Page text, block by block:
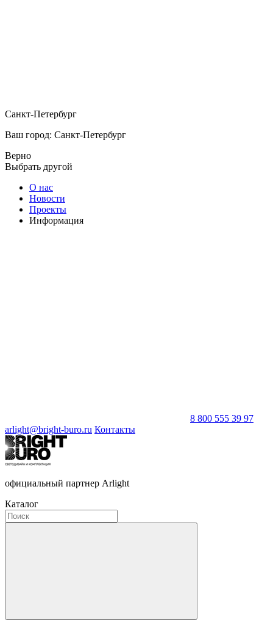
Санкт-Петербург
Ваш город: Санкт-Петербург
Верно
Выбрать другой
О нас
Новости
Проекты
Информация
8 800 555 39 97
arlight@bright-buro.ru Контакты
официальный партнер Arlight
Каталог